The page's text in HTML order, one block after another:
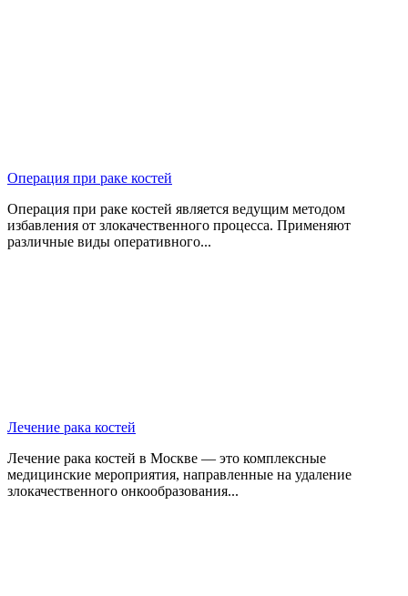
Операция при раке костей
Операция при раке костей является ведущим методом
избавления от злокачественного процесса. Применяют
различные виды оперативного...
Лечение рака костей
Лечение рака костей в Москве — это комплексные
медицинские мероприятия, направленные на удаление
злокачественного онкообразования...